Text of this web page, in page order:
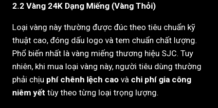
2.2 Vàng 24K Dạng Miếng (Vàng Thỏi)
Loại vàng này thường được đúc theo tiêu chuẩn kỹ
thuật cao, đóng dấu logo và tem chuẩn chất lượng.
Phổ biến nhất là vàng miếng thương hiệu SJC. Tuy
nhiên, khi mua loại vàng này, người tiêu dùng thường
phải chịu phí chênh lệch cao và chi phí gia công
niêm yết tùy theo từng loại trọng lượng.